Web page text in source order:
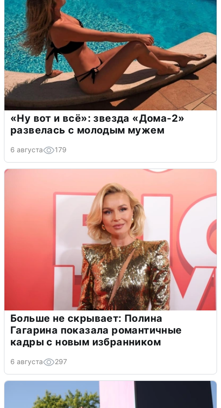
«Ну вот и всё»: звезда «Дома-2»
развелась с молодым мужем
6 августа 179
Больше не скрывает: Полина
Гагарина показала романтичные
кадры с новым избранником
6 августа 297